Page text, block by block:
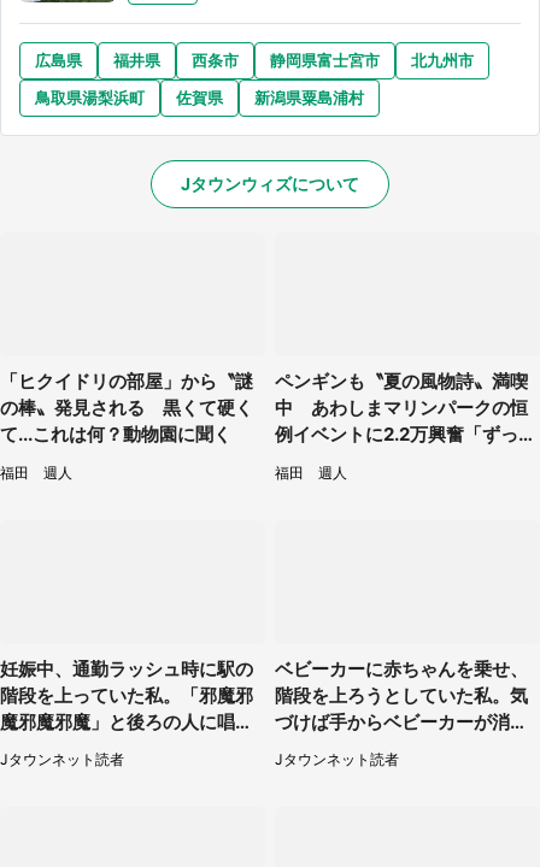
広島県 福井県 西条市 静岡県富士宮市
北九州市
鳥取県湯梨浜町
佐賀県 新潟県粟島浦村
Jタウンウィズについて
「ヒクイドリの部屋」から〝謎
の棒〟発見される 黒くて硬く
て...これは何？動物園に聞く
福田 週人
ペンギンも〝夏の風物詩〟満喫
中 あわしまマリンパークの恒
例イベントに2.2万興奮「ずっと
見てたい」
福田 週人
妊娠中、通勤ラッシュ時に駅の
階段を上っていた私。「邪魔邪
魔邪魔邪魔」と後ろの人に唱え
られて（神奈川県・30代女性）
Jタウンネット読者
ベビーカーに赤ちゃんを乗せ、
階段を上ろうとしていた私。気
づけば手からベビーカーが消え
ていて（神奈川県・60代女性）
Jタウンネット読者